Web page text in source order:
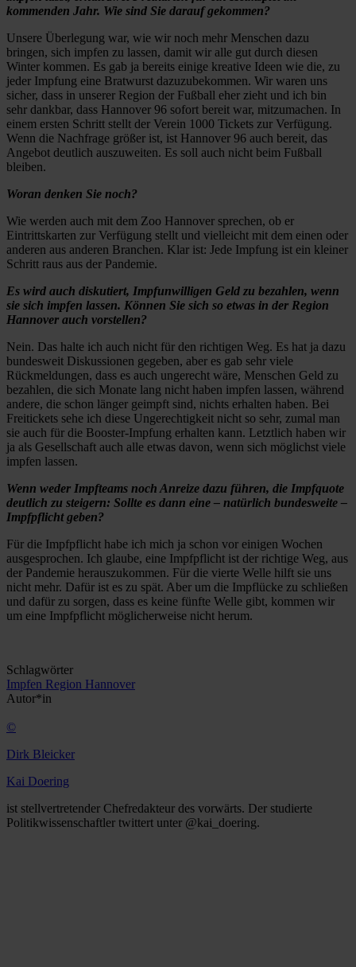
kommenden Jahr. Wie sind Sie darauf gekommen?
Unsere Überlegung war, wie wir noch mehr Menschen dazu
bringen, sich impfen zu lassen, damit wir alle gut durch diesen
Winter kommen. Es gab ja bereits einige kreative Ideen wie die, zu
jeder Impfung eine Bratwurst dazuzubekommen. Wir waren uns
sicher, dass in unserer Region der Fußball eher zieht und ich bin
sehr dankbar, dass Hannover 96 sofort bereit war, mitzumachen. In
einem ersten Schritt stellt der Verein 1000 Tickets zur Verfügung.
Wenn die Nachfrage größer ist, ist Hannover 96 auch bereit, das
Angebot deutlich auszuweiten. Es soll auch nicht beim Fußball
bleiben.
Woran denken Sie noch?
Wie werden auch mit dem Zoo Hannover sprechen, ob er
Eintrittskarten zur Verfügung stellt und vielleicht mit dem einen oder
anderen aus anderen Branchen. Klar ist: Jede Impfung ist ein kleiner
Schritt raus aus der Pandemie.
Es wird auch diskutiert, Impfunwilligen Geld zu bezahlen, wenn
sie sich impfen lassen. Können Sie sich so etwas in der Region
Hannover auch vorstellen?
Nein. Das halte ich auch nicht für den richtigen Weg. Es hat ja dazu
bundesweit Diskussionen gegeben, aber es gab sehr viele
Rückmeldungen, dass es auch ungerecht wäre, Menschen Geld zu
bezahlen, die sich Monate lang nicht haben impfen lassen, während
andere, die schon länger geimpft sind, nichts erhalten haben. Bei
Freitickets sehe ich diese Ungerechtigkeit nicht so sehr, zumal man
sie auch für die Booster-Impfung erhalten kann. Letztlich haben wir
ja als Gesellschaft auch alle etwas davon, wenn sich möglichst viele
impfen lassen.
Wenn weder Impfteams noch Anreize dazu führen, die Impfquote
deutlich zu steigern: Sollte es dann eine – natürlich bundesweite –
Impfpflicht geben?
Für die Impfpflicht habe ich mich ja schon vor einigen Wochen
ausgesprochen. Ich glaube, eine Impfpflicht ist der richtige Weg, aus
der Pandemie herauszukommen. Für die vierte Welle hilft sie uns
nicht mehr. Dafür ist es zu spät. Aber um die Impflücke zu schließen
und dafür zu sorgen, dass es keine fünfte Welle gibt, kommen wir
um eine Impfpflicht möglicherweise nicht herum.
Schlagwörter
Impfen Region Hannover
Autor*in
©
Dirk Bleicker
Kai Doering
ist stellvertretender Chefredakteur des vorwärts. Der studierte
Politikwissenschaftler twittert unter @kai_doering.